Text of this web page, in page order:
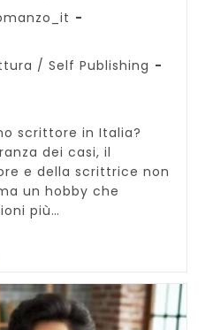
/ Self Publishing
scrittore in Italia?
dei casi, il
e della scrittrice non
un hobby che
più…